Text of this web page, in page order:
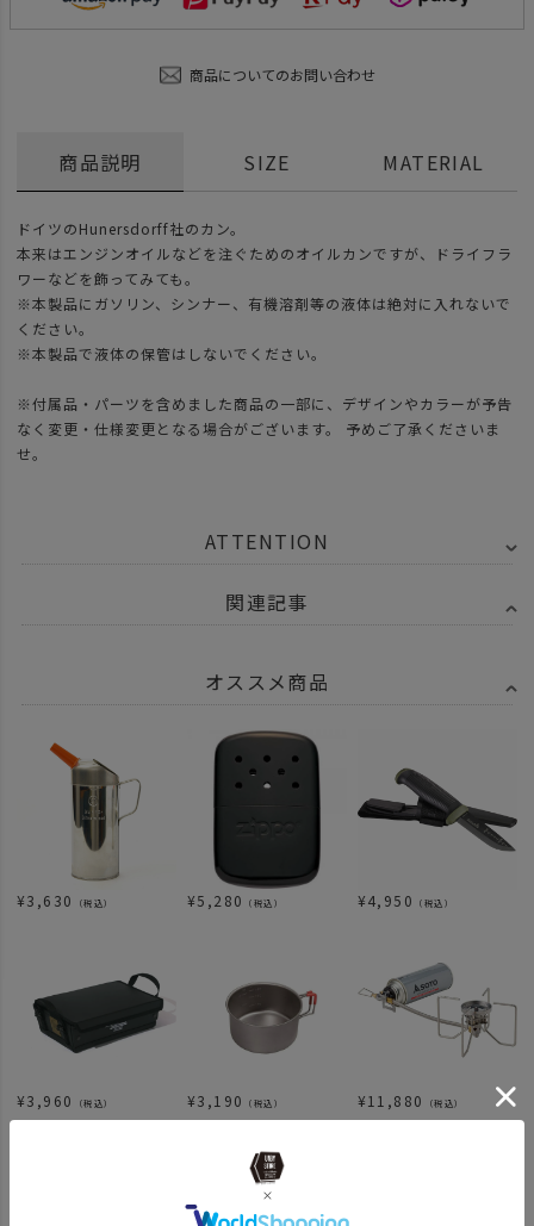
商品についてのお問い合わせ
商品説明
ドイツのHunersdorff社のカン。
本来はエンジンオイルなどを注ぐためのオイルカンですが、ドライフラ
ワーなどを飾ってみても。
※本製品にガソリン、シンナー、有機溶剤等の液体は絶対に入れないで
ください。
※本製品で液体の保管はしないでください。
※付属品・パーツを含めました商品の一部に、デザインやカラーが予告
なく変更・仕様変更となる場合がございます。 予めご了承くださいま
せ。
SIZE MATERIAL
ATTENTION
関連記事
オススメ商品
¥3,630 （税込） ¥5,280 （税込） ¥4,950 （税込）
¥3,960 （税込） ¥3,190 （税込） ¥11,880 （税込）
関連カテゴリ